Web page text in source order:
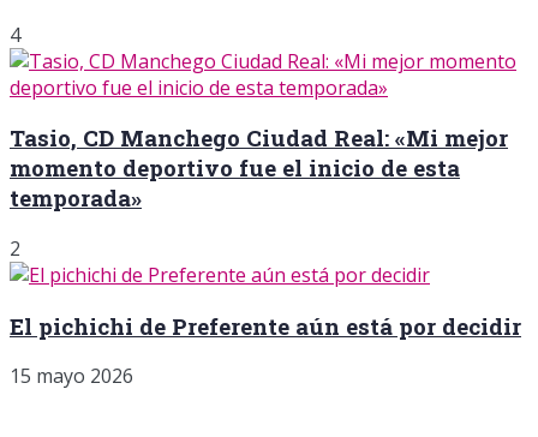
4
Tasio, CD Manchego Ciudad Real: «Mi mejor
momento deportivo fue el inicio de esta
temporada»
2
El pichichi de Preferente aún está por decidir
15 mayo 2026